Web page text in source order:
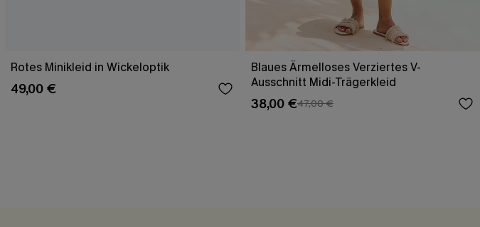
Rotes Minikleid in Wickeloptik
49,00 €
Blaues Ärmelloses Verziertes V-
Ausschnitt Midi-Trägerkleid
38,00 €47,00 €